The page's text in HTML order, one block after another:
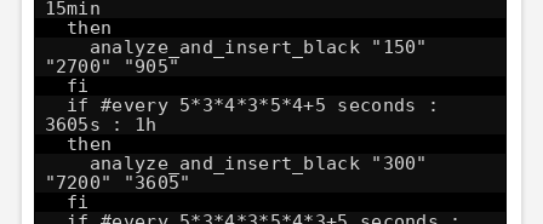
15min
then
analyze_and_insert_black "150"
"2700" "905"
fi
if #every 5*3*4*3*5*4+5 seconds :
3605s : 1h
then
analyze_and_insert_black "300"
"7200" "3605"
fi